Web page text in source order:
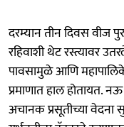
दरम्यान तीन दिवस वीज
रहिवाशी थेट रस्त्यावर
पावसामुळे आणि
प्रमाणात हाल होतायत.
अचानक प्रसूतीच्या वेदना